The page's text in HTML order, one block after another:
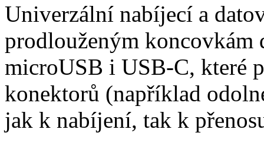
Univerzální nabíjecí a
prodlouženým koncovkám
microUSB i USB-C, které
konektorů (například
jak k nabíjení, tak k